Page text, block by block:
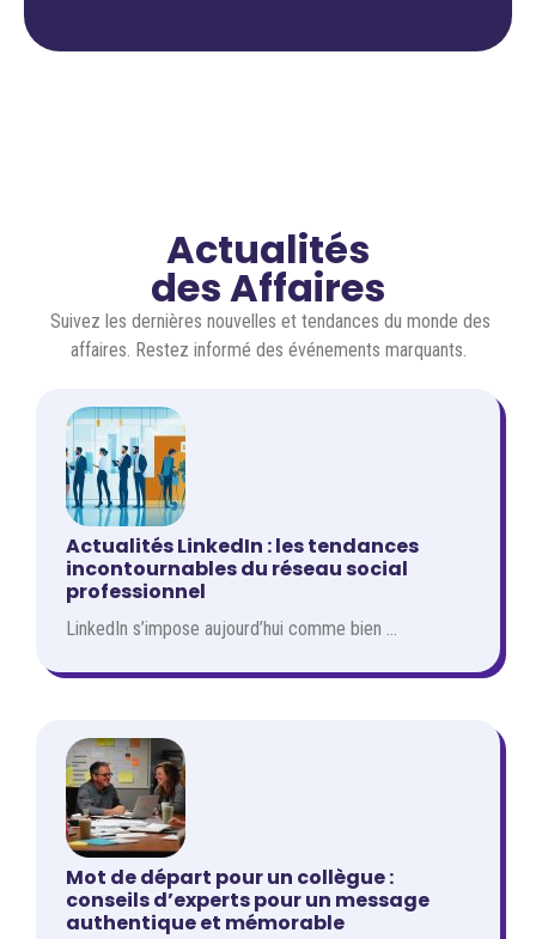
Actualités
des Affaires
Suivez les dernières nouvelles et tendances du monde des
affaires. Restez informé des événements marquants.
Actualités LinkedIn : les tendances
incontournables du réseau social
professionnel
LinkedIn s’impose aujourd’hui comme bien ...
Mot de départ pour un collègue :
conseils d’experts pour un message
authentique et mémorable